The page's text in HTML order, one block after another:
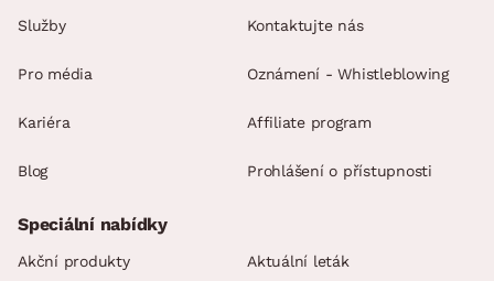
Služby
Pro média
Kariéra
Blog
Kontaktujte nás
Oznámení - Whistleblowing
Affiliate program
Prohlášení o přístupnosti
Speciální nabídky
Akční produkty Aktuální leták